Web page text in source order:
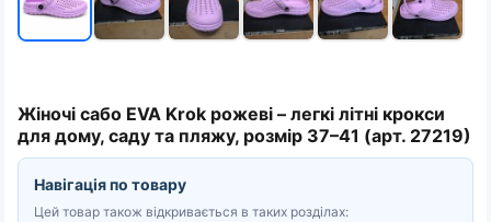
Жіночі сабо EVA Krok рожеві – легкі літні крокси
для дому, саду та пляжу, розмір 37–41 (арт. 27219)
Навігація по товару
Цей товар також відкривається в таких розділах: